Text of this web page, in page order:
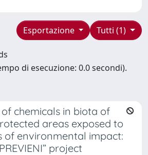
Tutti (1)
Esportazione
di esecuzione: 0.0 secondi).
chemicals in biota of
areas exposed to
of environmental impact:
project